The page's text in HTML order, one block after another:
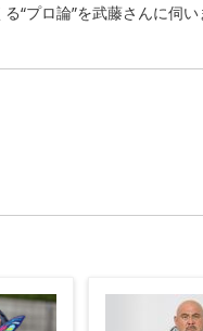
“プロ論”を武藤さんに伺